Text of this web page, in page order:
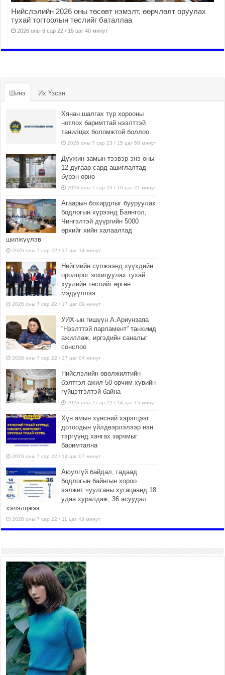
Нийслэлийн 2026 оны төсөвт нэмэлт, өөрчлөлт оруулах
тухай тогтоолын төслийг баталлаа
2026 оны 6 сар 22 / 15 цаг 40 минут
Шинэ Их Үзсэн
Хянан шалгах түр хорооны
нотлох баримттай нээлттэй
танилцах боломжтой боллоо.
2026 оны 7 сар 23 / 15 цаг 58 минут
Дүүжин замын тээвэр энэ оны
12 дугаар сард ашиглалтад
бүрэн орно
2026 оны 7 сар 23 / 10 цаг 21 минут
Агаарын бохирдлыг бууруулах
бодлогын хүрээнд Баянгол,
Чингэлтэй дүүргийн 5000
өрхийг хийн халаалтад
шилжүүлэв
2026 оны 7 сар 22 / 17 цаг 14 минут
Нийгмийн сүлжээнд хүүхдийн
оролцоог зохицуулах тухай
хуулийн төслийг өргөн
мэдүүллээ
2026 оны 7 сар 22 / 17 цаг 09 минут
УИХ-ын гишүүн А.Ариунзаяа
“Нээлттэй парламент” танхимд
ажиллаж, иргэдийн саналыг
сонслоо
2026 оны 7 сар 22 / 17 цаг 04 минут
Нийслэлийн өвөлжилтийн
бэлтгэл ажил 50 орчим хувийн
гүйцэтгэлтэй байна
2026 оны 7 сар 22 / 14 цаг 15 минут
Хүн амын хүнсний хэрэгцээг
дотоодын үйлдвэрлэлээр нэн
тэргүүнд хангах зарчмыг
баримтална
2026 оны 7 сар 22 / 14 цаг 07 минут
Аюулгүй байдал, гадаад
бодлогын байнгын хороо
ээлжит чуулганы хугацаанд 18
удаа хуралдаж, 36 асуудал
хэлэлцжээ
2026 оны 7 сар 22 / 11 цаг 43 минут
боломжтой-Хүүхэд хөгжүүлэх
төв” байгуулах төсөлд төр,
хувийн хэвшлийн түншлэлийн хүрээнд хамтран
ажиллахыг урьж байна
2026 оны 7 сар 22 / 9 цаг 28 минут
Б.Пүрэвдагва: “Урт цагаан”-ыг
залуучууд чөлөөт цагаа
өнгөрүүлдэг, жуулчид зорьж
ирдэг цэг болгоно
2026 оны 7 сар 21 / 16 цаг 47 минут
Тусгай замын автобус /BRT/ төслийн удирдах
хорооны ээлжит хуралдаан боллоо